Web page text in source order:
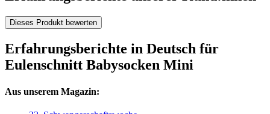
Dieses Produkt bewerten
Erfahrungsberichte in Deutsch für
Eulenschnitt Babysocken Mini
Aus unserem Magazin: